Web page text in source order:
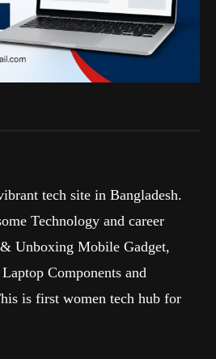
tech site in Bangladesh.
Technology and career
Unboxing Mobile Gadget,
Components and
is first women tech hub for